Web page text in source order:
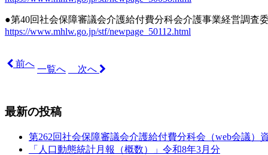
●第40回社会保障審議会介護給付費分科会介護事業経営調査
https://www.mhlw.go.jp/stf/newpage_50112.html
前へ
一覧へ 次へ
最新の投稿
第262回社会保障審議会介護給付費分科会（web会議）
「人口動態統計月報（概数）」令和8年3月分